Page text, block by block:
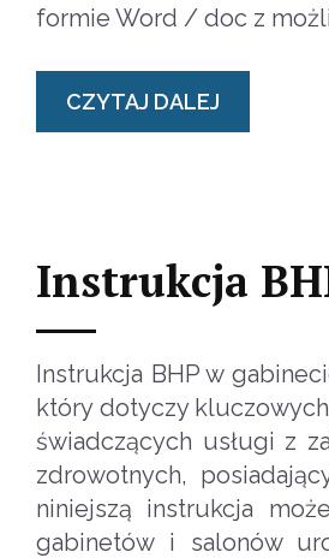
formie Word / doc z
CZYTAJ DALEJ
Instrukcja
Instrukcja BHP w
który dotyczy
świadczących usługi z
zdrowotnych,
niniejszą instrukcja
gabinetów i salonów